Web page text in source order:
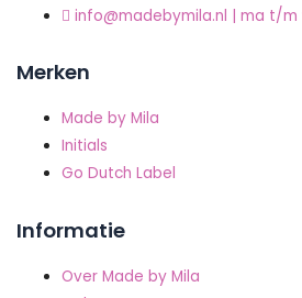
info@madebymila.nl | ma t/m
Merken
Made by Mila
Initials
Go Dutch Label
Informatie
Over Made by Mila